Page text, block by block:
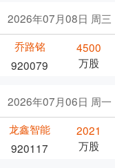
2026年07月08日 周三
乔路铭
920079
4500
万股
2026年07月06日 周一
龙鑫智能
920117
2021
万股